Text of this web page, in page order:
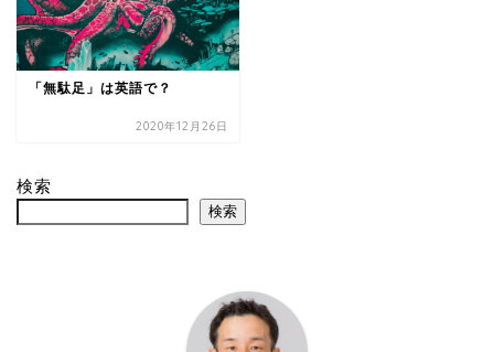
「無駄足」は英語で？
2020年12月26日
検索
検索